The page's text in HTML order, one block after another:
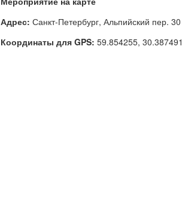
Адрес: Санкт-Петербург, Альпийский пер. 30
Координаты для GPS: 59.854255, 30.387491